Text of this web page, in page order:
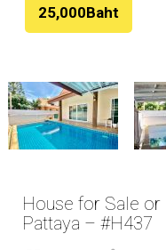
25,000Baht
House for Sale
Pattaya – #H437